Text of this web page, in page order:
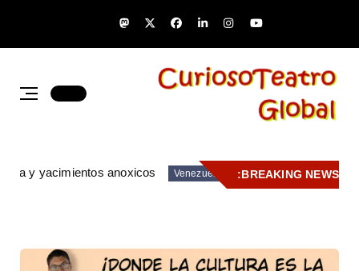
BREAKING NEWS:
Venezuela
y yacimientos anoxicos